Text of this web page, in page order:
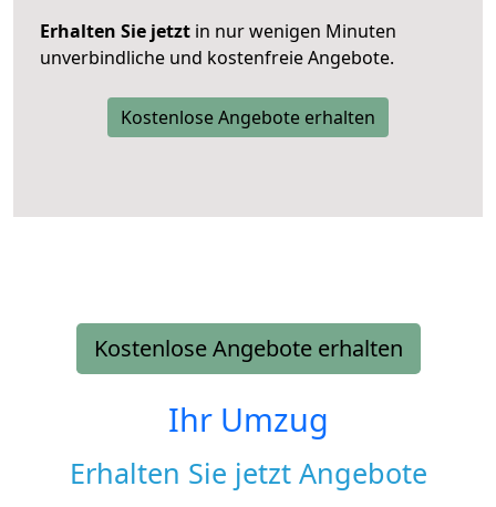
Erhalten Sie jetzt in nur wenigen Minuten
unverbindliche und kostenfreie Angebote.
Kostenlose Angebote erhalten
Kostenlose Angebote erhalten
Ihr Umzug
Erhalten Sie jetzt Angebote